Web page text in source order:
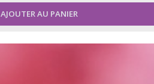
AJOUTER AU PANIER